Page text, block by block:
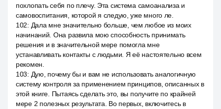
похлопать себя по плечу. Эта система самоанализа и
самовоспитания, которой я следую, уже много ле.
102: Дала мне значительно больше, чем любое из моих
начинаний. Она развила мою способность принимать
решения и в значительной мере помогла мне
устанавливать контакты с людьми. Я её настоятельно всем
рекомен.
103: Дую, почему бы и вам не использовать аналогичную
систему контроля за применением принципов, описанных в
этой книге. Пытаясь сделать это, вы получите по крайней
мере 2 полезных результата. Во первых, включитесь в